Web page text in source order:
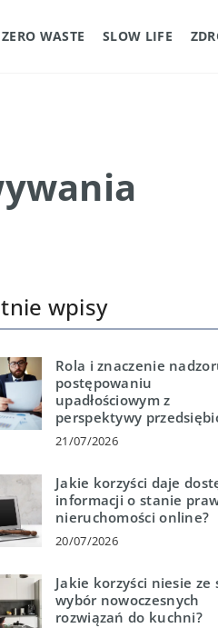
WASTE SLOW LIFE
wpisy
Rola i znaczenie
postępowaniu
upadłościowym z
perspektywy
21/07/2026
Jakie korzyści daje
informacji o stanie
nieruchomości online?
20/07/2026
Jakie korzyści niesie ze
wybór nowoczesnych
rozwiązań do kuchni?